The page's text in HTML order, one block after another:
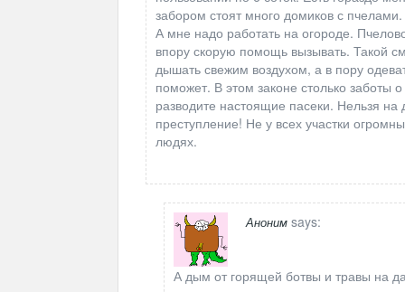
забором стоят много домиков с
А мне надо работать на огороде.
впору скорую помощь вызывать. Такой
дышать свежим воздухом, а в пору
поможет. В этом законе столько заботы
разводите настоящие пасеки. Нельзя на
преступление! Не у всех участки
людях.
Аноним says:
А дым от горящей ботвы и травы на